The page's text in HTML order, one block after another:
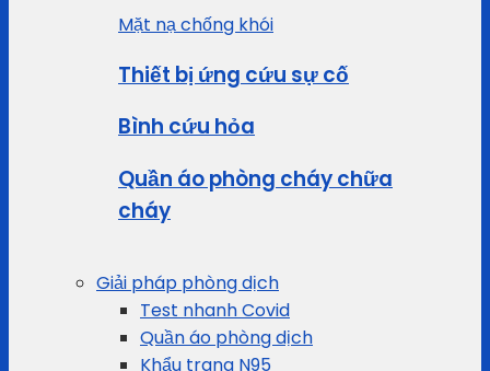
Mặt nạ chống khói
Thiết bị ứng cứu sự cố
Bình cứu hỏa
Quần áo phòng cháy chữa
cháy
Giải pháp phòng dịch
Test nhanh Covid
Quần áo phòng dịch
Khẩu trang N95